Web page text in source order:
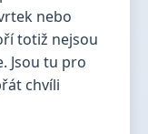
nebo
totiž nejsou
Jsou tu pro
chvíli